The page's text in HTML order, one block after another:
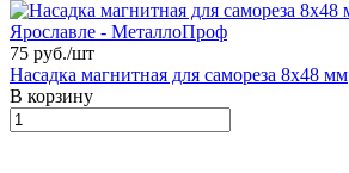
75 руб./шт
Насадка магнитная для самореза 8х48 мм
В корзину